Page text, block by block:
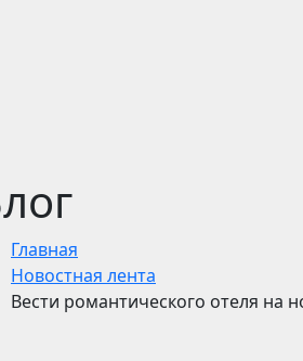
Главная
Новостная лента
Вести романтического отеля на